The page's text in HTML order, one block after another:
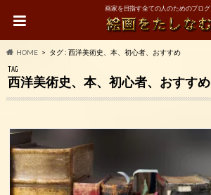
画家を目指す全ての人のためのブログ
HOME タグ : 西洋美術史、本、初心者、おすすめ
TAG
西洋美術史、本、初心者、おすすめ